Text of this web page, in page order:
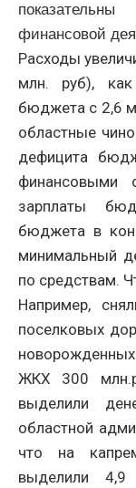
финансовой
Расходы
млн. руб), как
бюджета с 2,6
областные
дефицита
финансовыми
зарплаты
бюджета в
минимальный
по средствам.
Например,
поселковых
ЖКХ 300
выделили
областной
что на
выделили